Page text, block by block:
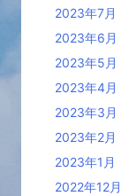
2023年7月
2023年6月
2023年5月
2023年4月
2023年3月
2023年2月
2023年1月
2022年12月